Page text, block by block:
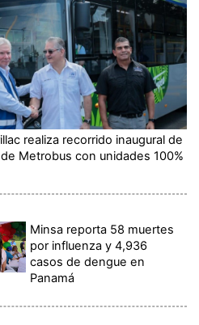
realiza recorrido inaugural de
Metrobus con unidades 100%
Minsa reporta 58 muertes
por influenza y 4,936
casos de dengue en
Panamá